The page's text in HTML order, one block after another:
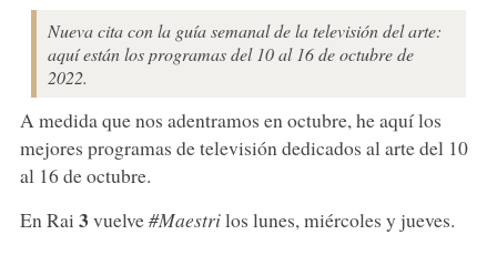
Nueva cita con la guía semanal de la televisión del arte:
aquí están los programas del 10 al 16 de octubre de
2022.
A medida que nos adentramos en octubre, he aquí los
mejores programas de televisión dedicados al arte del 10
al 16 de octubre.
En Rai 3vuelve#Maestrilos lunes, miércoles y jueves.